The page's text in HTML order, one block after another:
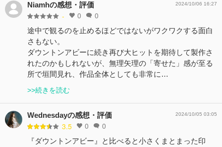
Niamhの感想・評価
- 0 0
2024/10/06 16:27
途中で観るのを止めるほどではないがワクワクする面白
さもない。
ダウントンアビーに続き再び大ヒットを期待して製作さ
れたのかもしれないが、無理矢理の「寄せた」感が至る
所で垣間見れ、作品全体としても非常に…
>>続きを読む
Wednesdayの感想・評価
3.5 0 0
2024/10/05 03:05
『ダウントンアビー』と比べると小さくまとまった印